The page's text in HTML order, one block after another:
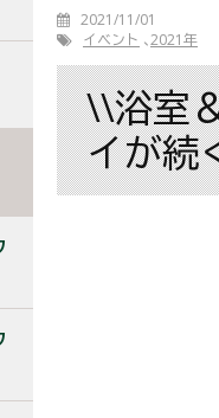
2021/11/01
イベント
2021年
\\浴室
イが続